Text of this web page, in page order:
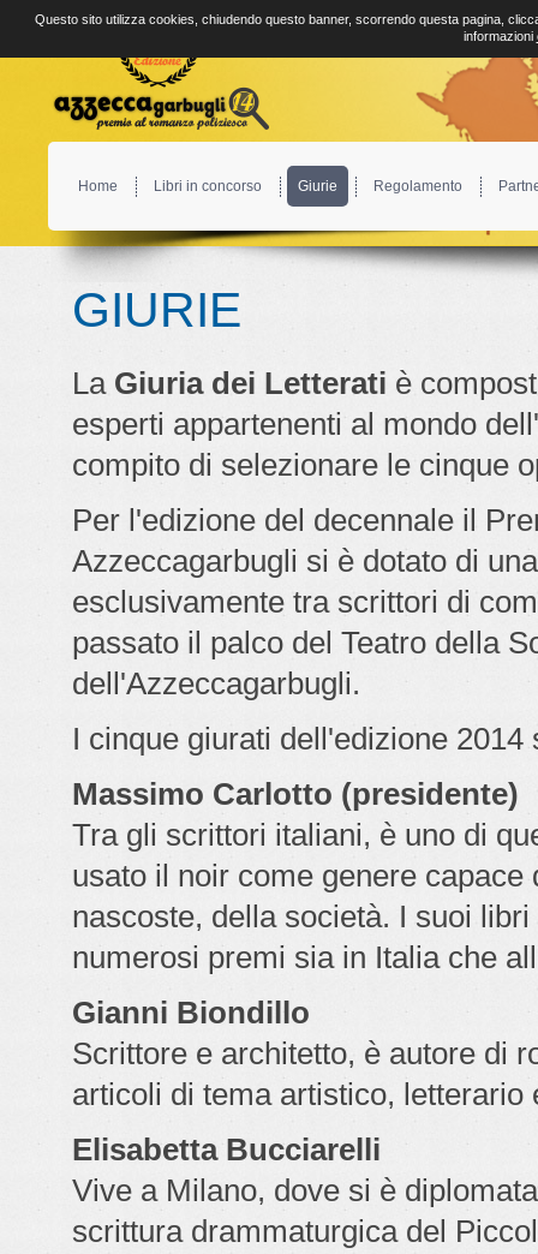
Home Libri in concorso Giurie Regolamento
GIURIE
La Giuria dei Letterati è
esperti appartenenti al mondo
compito di selezionare le cinque
Per l'edizione del decennale il
Azzeccagarbugli si è dotato di
esclusivamente tra scrittori di
passato il palco del Teatro della
dell'Azzeccagarbugli.
I cinque giurati dell'edizione 2014
Massimo Carlotto (presidente)
Tra gli scrittori italiani, è uno di
usato il noir come genere
nascoste, della società. I suoi
numerosi premi sia in Italia che
Gianni Biondillo
Scrittore e architetto, è autore di
articoli di tema artistico,
Elisabetta Bucciarelli
Vive a Milano, dove si è
scrittura drammaturgica del
Questo sito utilizza cookies, chiudendo questo banner, scorrendo questa pagina,
informazioni